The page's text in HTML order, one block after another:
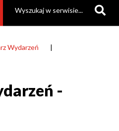
Wydarzeń
-